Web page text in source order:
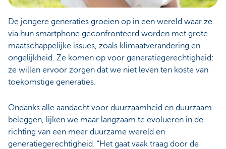
De jongere generaties groeien op in een wereld waar ze
via hun smartphone geconfronteerd worden met grote
maatschappelijke issues, zoals klimaatverandering en
ongelijkheid. Ze komen op voor generatiegerechtigheid:
ze willen ervoor zorgen dat we niet leven ten koste van
toekomstige generaties.
Ondanks alle aandacht voor duurzaamheid en duurzaam
beleggen, lijken we maar langzaam te evolueren in de
richting van een meer duurzame wereld en
generatiegerechtigheid. “Het gaat vaak traag door de